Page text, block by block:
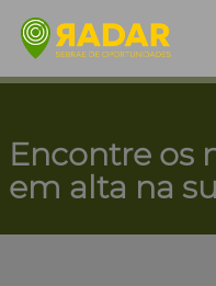
Encontre os
em alta na